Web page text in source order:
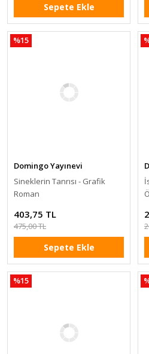
Sepete Ekle
%15
Domingo Yayınevi
Sineklerin Tanrısı - Grafik
Roman
403,75 TL
475,00 TL
Sepete Ekle
%15